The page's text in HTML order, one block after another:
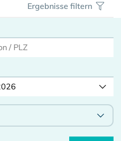
Ergebnisse filtern